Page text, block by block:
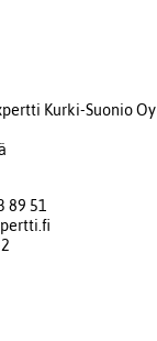
Kurki-Suonio Oy
89 51